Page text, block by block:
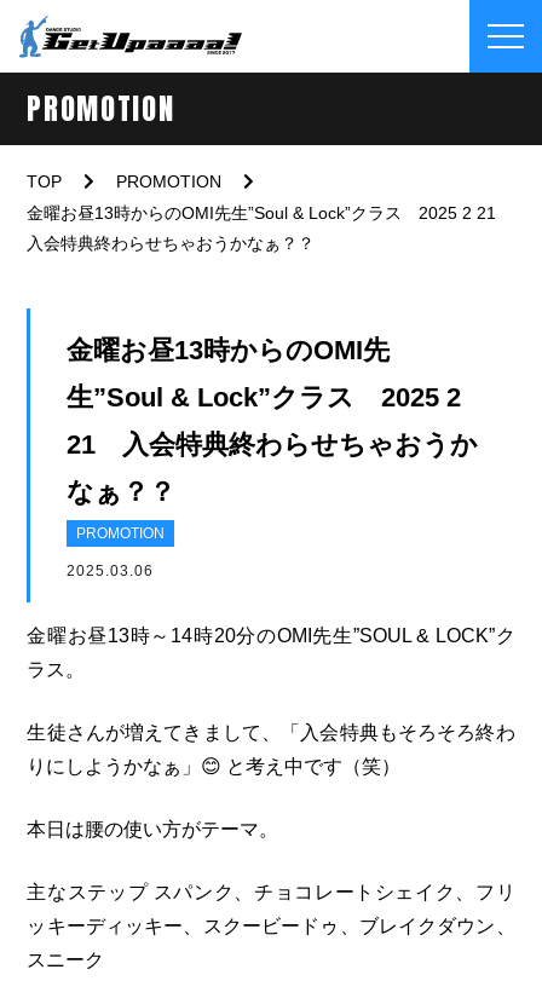
PROMOTION
TOP
PROMOTION
金曜お昼13時からのOMI先生”Soul & Lock”クラス 2025 2 21
入会特典終わらせちゃおうかなぁ？？
金曜お昼13時からのOMI先
生”Soul & Lock”クラス 2025 2
21 入会特典終わらせちゃおうか
なぁ？？
PROMOTION
2025.03.06
金曜お昼13時～14時20分のOMI先生”SOUL & LOCK”ク
ラス。
生徒さんが増えてきまして、「入会特典もそろそろ終わ
りにしようかなぁ」😊 と考え中です（笑）
本日は腰の使い方がテーマ。
主なステップ スパンク、チョコレートシェイク、フリ
ッキーディッキー、スクービードゥ、ブレイクダウン、
スニーク